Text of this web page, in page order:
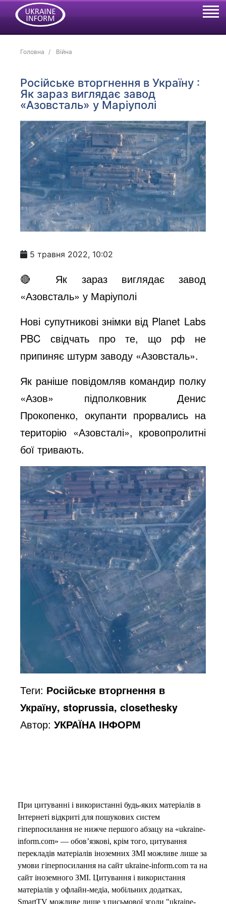
Головна Війна
Російське вторгнення в Україну :
Як зараз виглядає завод
«Азовсталь» у Маріуполі
5 травня 2022, 10:02
🔴 Як зараз виглядає завод
«Азовсталь» у Маріуполі
Нові супутникові знімки від Planet Labs
PBC свідчать про те, що рф не
припиняє штурм заводу «Азовсталь».
Як раніше повідомляв командир полку
«Азов» підполковник Денис
Прокопенко, окупанти прорвались на
територію «Азовсталі», кровопролитні
бої тривають.
Теги: Російське вторгнення в
Україну, stoprussia, closethesky
Автор:УКРАЇНА ІНФОРМ
При цитуванні і використанні будь-яких матеріалів в
Інтернеті відкриті для пошукових систем
гіперпосилання не нижче першого абзацу на «ukraine-
inform.com» — обов’язкові, крім того, цитування
перекладів матеріалів іноземних ЗМІ можливе лише за
умови гіперпосилання на сайт ukraine-inform.com та на
сайт іноземного ЗМІ. Цитування і використання
матеріалів у офлайн-медіа, мобільних додатках,
SmartTV можливе лише з письмової згоди "ukraine-